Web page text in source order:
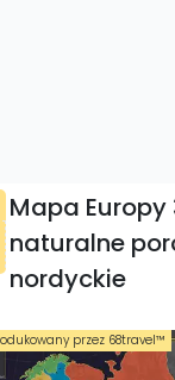
Mapa Europy
naturalne
nordyckie
przez 68travel™️